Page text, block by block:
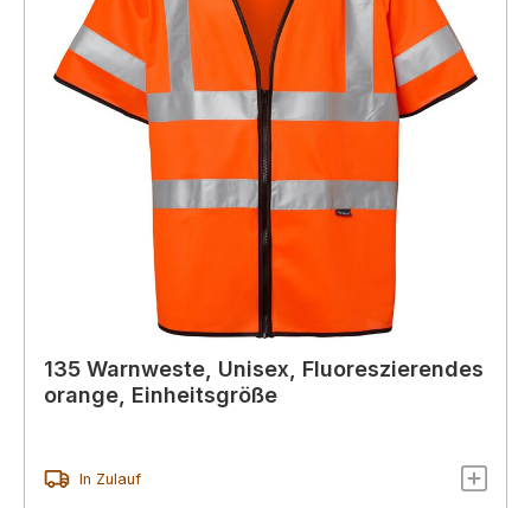
135 Warnweste, Unisex, Fluoreszierendes
orange, Einheitsgröße
In Zulauf